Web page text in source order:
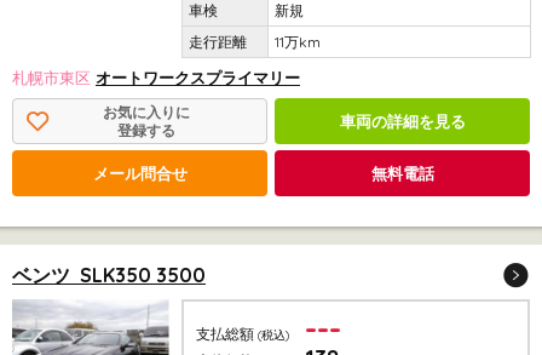
新規
11万km
札幌市東区 オートワークスプライマリー
お気に入りに
登録する
車両の詳細を見る
メール問合せ 無料電話
ベンツ SLK350 3500
支払総額 (税込) ---